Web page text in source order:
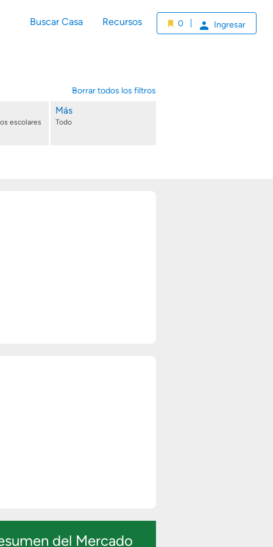
Buscar Casa Recursos 0 Ingresar
Borrar todos los filtros
escolares
Más
Todo
del Mercado